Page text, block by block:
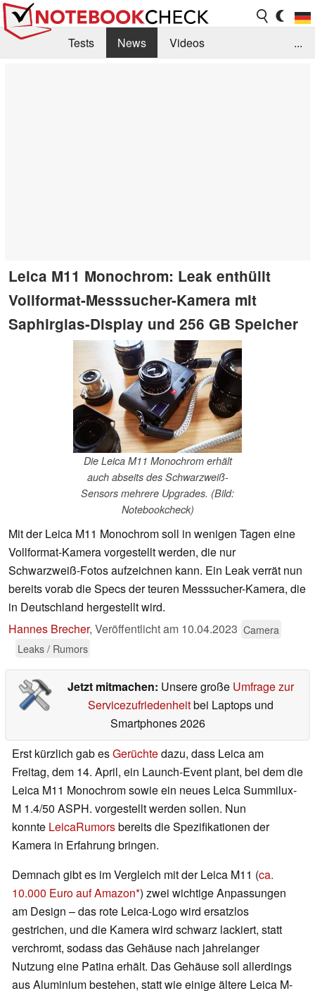
Tests News
Videos
...
Leica M11 Monochrom: Leak enthüllt
Vollformat-Messsucher-Kamera mit
Saphirglas-Display und 256 GB Speicher
Die Leica M11 Monochrom erhält
auch abseits des Schwarzweiß-
Sensors mehrere Upgrades. (Bild:
Notebookcheck)
Mit der Leica M11 Monochrom soll in wenigen Tagen eine
Vollformat-Kamera vorgestellt werden, die nur
Schwarzweiß-Fotos aufzeichnen kann. Ein Leak verrät nun
bereits vorab die Specs der teuren Messsucher-Kamera, die
in Deutschland hergestellt wird.
Hannes Brecher, Veröffentlicht am 10.04.2023 Camera
Leaks / Rumors
Jetzt mitmachen: Unsere große Umfrage zur
Servicezufriedenheitbei Laptops und
Smartphones 2026
Erst kürzlich gab esGerüchtedazu, dass Leica am
Freitag, dem 14. April, ein Launch-Event plant, bei dem die
Leica M11 Monochrom sowie ein neues Leica Summilux-
M 1.4/50 ASPH. vorgestellt werden sollen. Nun
konnte LeicaRumorsbereits die Spezifikationen der
Kamera in Erfahrung bringen.
Demnach gibt es im Vergleich mit der Leica M11 (ca.
10.000 Euro auf Amazon ) zwei wichtige Anpassungen
am Design – das rote Leica-Logo wird ersatzlos
gestrichen, und die Kamera wird schwarz lackiert, statt
verchromt, sodass das Gehäuse nach jahrelanger
Nutzung eine Patina erhält. Das Gehäuse soll allerdings
aus Aluminium bestehen, statt wie einige ältere Leica M-